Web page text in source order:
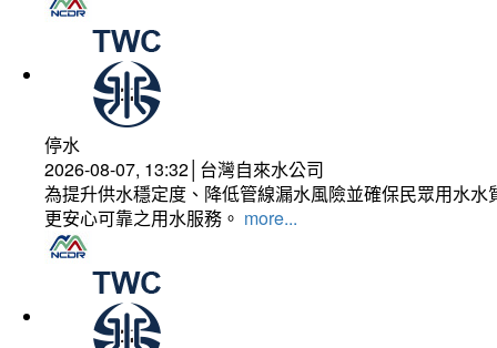
停水
2026-08-07, 13:32│台灣自來水公司
為提升供水穩定度、降低管線漏水風險並確保民眾用水
更安心可靠之用水服務。 more...